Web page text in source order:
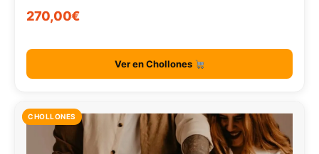
270,00€
Ver en Chollones
CHOLLONES